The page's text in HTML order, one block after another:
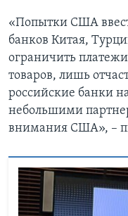
«Попытки США
банков Китая,
ограничить
товаров, лишь
российские банки
небольшими
внимания США», –